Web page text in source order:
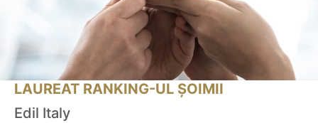
LAUREAT RANKING-UL ȘOIMII
Edil Italy